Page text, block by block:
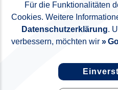
Für die Funktionalitäten
Cookies. Weitere
Datenschutzerklärung.
verbessern, möchten wir